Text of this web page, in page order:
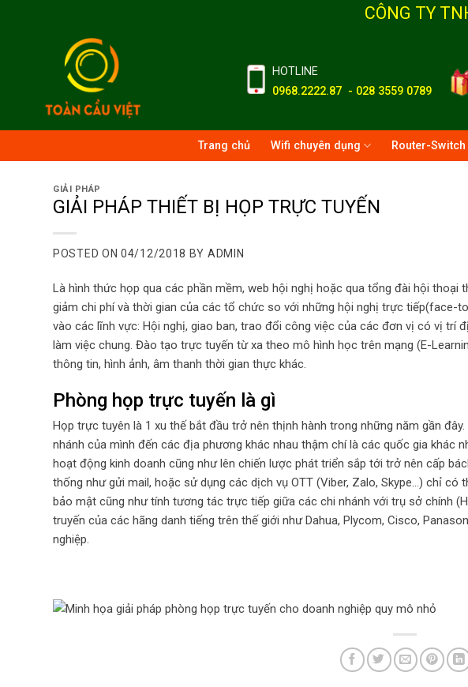
CÔNG TY
HOTLINE
0968.2222.87 - 028 3559 0789
Trang chủ Wifi chuyên dụng Router-Switch
GIẢI PHÁP
GIẢI PHÁP THIẾT BỊ HỌP TRỰC TUYẾN
POSTED ON 04/12/2018 BY ADMIN
Là hình thức họp qua các phần mềm, web hội nghị hoặc qua tổng đài hội
giảm chi phí và thời gian của các tổ chức so với những hội nghị trực tiếp(face-
vào các lĩnh vực: Hội nghị, giao ban, trao đổi công việc của các đơn vị có vị trí
làm việc chung. Đào tạo trực tuyến từ xa theo mô hình học trên mạng (E-
thông tin, hình ảnh, âm thanh thời gian thực khác.
Phòng họp trực tuyến là gì
Họp trực tuyên là 1 xu thế bắt đầu trở nên thịnh hành trong những năm gần
nhánh của mình đến các địa phương khác nhau thậm chí là các quốc gia khác
hoạt động kinh doanh cũng như lên chiến lược phát triển sắp tới trở nên cấp
thống như gửi mail, hoặc sử dụng các dịch vụ OTT (Viber, Zalo, Skype…) chỉ có
bảo mật cũng như tính tương tác trực tiếp giữa các chi nhánh với trụ sở chính
truyến của các hãng danh tiếng trên thế giới như Dahua, Plycom, Cisco,
nghiệp.